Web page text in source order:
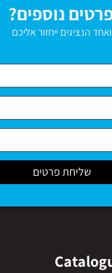
נוספים?
הנציגים ייחזור אליכם